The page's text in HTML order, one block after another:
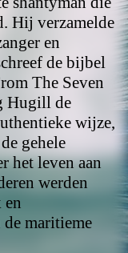
Hij verzamelde
en
de bijbel
The Seven
Hugill de
wijze,
gehele
het leven aan
werden
maritieme